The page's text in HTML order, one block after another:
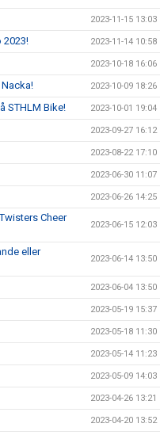
2023-11-15 13:03
2023! 2023-11-14 10:58
2023-10-18 16:06
2023-10-09 18:26
STHLM Bike! 2023-10-01 19:04
2023-09-27 16:12
2023-08-22 17:10
2023-06-30 11:07
2023-06-26 14:25
Cheer
2023-06-15 12:03
eller
2023-06-14 13:50
2023-06-04 13:50
2023-05-19 15:37
2023-05-18 11:30
2023-05-14 11:23
2023-05-09 14:03
2023-04-26 13:21
2023-04-20 13:52